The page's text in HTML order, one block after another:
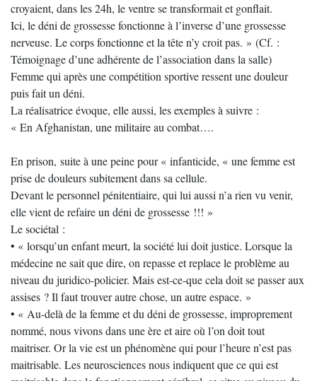
croyaient, dans les 24h, le ventre se transformait et gonflait.
Ici, le déni de grossesse fonctionne à l’inverse d’une grossesse
nerveuse. Le corps fonctionne et la tête n’y croit pas. » (Cf. :
Témoignage d’une adhérente de l’association dans la salle)
Femme qui après une compétition sportive ressent une douleur
puis fait un déni.
La réalisatrice évoque, elle aussi, les exemples à suivre :
« En Afghanistan, une militaire au combat….
En prison, suite à une peine pour « infanticide, « une femme est
prise de douleurs subitement dans sa cellule.
Devant le personnel pénitentiaire, qui lui aussi n’a rien vu venir,
elle vient de refaire un déni de grossesse !!! »
Le sociétal :
• « lorsqu’un enfant meurt, la société lui doit justice. Lorsque la
médecine ne sait que dire, on repasse et replace le problème au
niveau du juridico-policier. Mais est-ce-que cela doit se passer aux
assises ? Il faut trouver autre chose, un autre espace. »
• « Au-delà de la femme et du déni de grossesse, improprement
nommé, nous vivons dans une ère et aire où l’on doit tout
maitriser. Or la vie est un phénomène qui pour l’heure n’est pas
maitrisable. Les neurosciences nous indiquent que ce qui est